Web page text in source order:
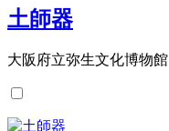
土師器
大阪府立弥生文化博物館